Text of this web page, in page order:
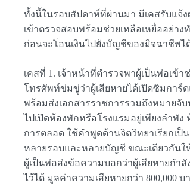
ทั้งนี้ในรอบสัปดาห์ที่ผ่านมา มีเคสรับแจ้
เข้าตรวจสอบพร้อมช่วยเหลือเหยื่ออย่าง
ก่อนจะโอนเงินไปยังบัญชีของมิจฉาชีพไ
เคสที่ 1. เจ้าหน้าที่ตำรวจพาผู้เป็นพ่อเข้
โทรศัพท์ข่มขู่ว่าผู้เสียหายได้เปิดซิมกา
พร้อมส่งเอกสารราชการรวมถึงหมายจั
ไปเปิดห้องพักหรือโรงแรมอยู่เพียงลำพั
การตลอด ใช้คำพูดด้านจิตวิทยาเรียกเป็
หลายรอบและหลายบัญชี ขณะเดียวกันใ
ผู้เป็นพ่อส่งข้อความบอกว่าผู้เสียหายกำ
ไว้ได้ มูลค่าความเสียหายกว่า 800,000 บ